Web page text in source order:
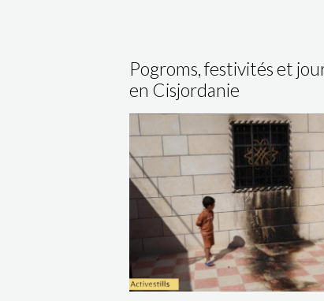
Pogroms, festivités et
en Cisjordanie